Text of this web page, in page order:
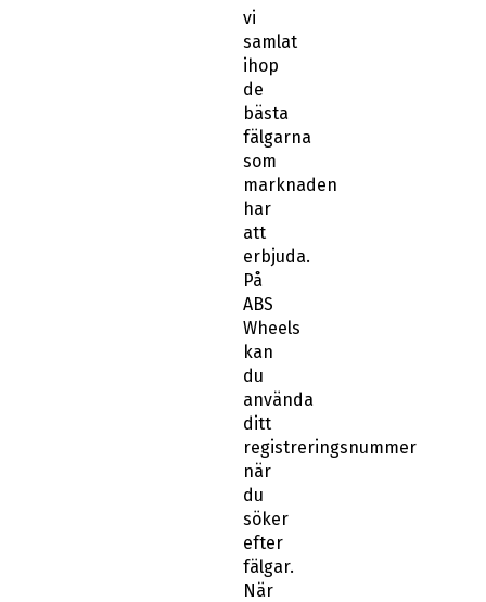
vi
samlat
ihop
de
bästa
fälgarna
som
marknaden
har
att
erbjuda.
På
ABS
Wheels
kan
du
använda
ditt
registreringsnummer
när
du
söker
efter
fälgar.
När